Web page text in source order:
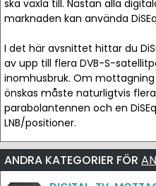
ska växla till. Nästan alla
marknaden kan använda
I det här avsnittet hittar du
av upp till flera DVB-S-
inomhusbruk. Om
önskas måste naturligtvis flera
parabolantennen och en
LNB/positioner.
ANDRA KATEGORIER FÖR